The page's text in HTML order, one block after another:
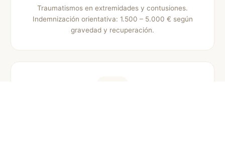
Traumatismos en extremidades y contusiones.
Indemnización orientativa: 1.500 – 5.000 € según
gravedad y recuperación.